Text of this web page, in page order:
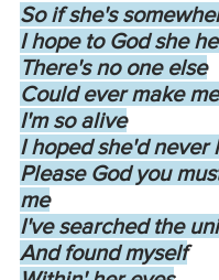
So if she's
I hope to God she
There's no one else
Could ever make
I'm so alive
I hoped she'd never
Please God you
me
I've searched the
And found myself